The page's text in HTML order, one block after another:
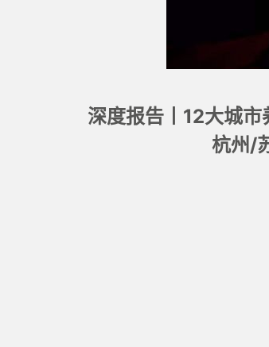
深度报告丨12大城
杭州/